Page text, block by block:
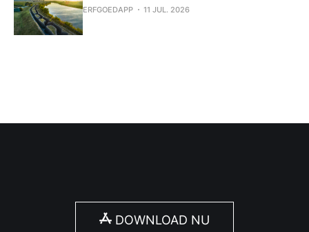
ERFGOEDAPP 11 JUL. 2026
DOWNLOAD NU